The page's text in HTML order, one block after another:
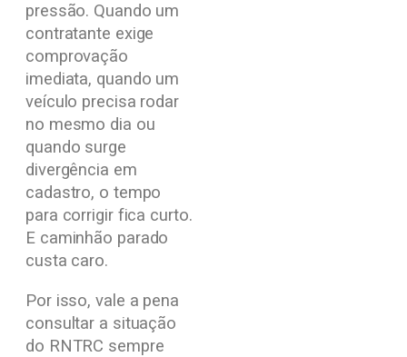
pressão. Quando um
contratante exige
comprovação
imediata, quando um
veículo precisa rodar
no mesmo dia ou
quando surge
divergência em
cadastro, o tempo
para corrigir fica curto.
E caminhão parado
custa caro.
Por isso, vale a pena
consultar a situação
do RNTRC sempre